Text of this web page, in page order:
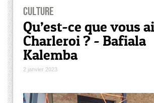
Culture
Qu’est-ce que vous
Charleroi ? - Bafiala
Kalemba
2 janvier 2023